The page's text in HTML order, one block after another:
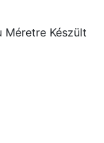
Készült